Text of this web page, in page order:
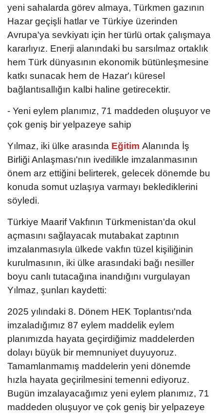
yeni sahalarda görev almaya, Türkmen gazının
Hazar geçişli hatlar ve Türkiye üzerinden
Avrupa'ya sevkiyatı için her türlü ortak çalışmaya
kararlıyız. Enerji alanındaki bu sarsılmaz ortaklık
hem Türk dünyasının ekonomik bütünleşmesine
katkı sunacak hem de Hazar'ı küresel
bağlantısallığın kalbi haline getirecektir.
- Yeni eylem planımız, 71 maddeden oluşuyor ve
çok geniş bir yelpazeye sahip
Yılmaz, iki ülke arasında Eğitim Alanında İş
Birliği Anlaşması'nın ivedilikle imzalanmasının
önem arz ettiğini belirterek, gelecek dönemde bu
konuda somut uzlaşıya varmayı beklediklerini
söyledi.
Türkiye Maarif Vakfının Türkmenistan'da okul
açmasını sağlayacak mutabakat zaptının
imzalanmasıyla ülkede vakfın tüzel kişiliğinin
kurulmasının, iki ülke arasındaki bağı nesiller
boyu canlı tutacağına inandığını vurgulayan
Yılmaz, şunları kaydetti:
2025 yılındaki 8. Dönem HEK Toplantısı'nda
imzaladığımız 87 eylem maddelik eylem
planımızda hayata geçirdiğimiz maddelerden
dolayı büyük bir memnuniyet duyuyoruz.
Tamamlanmamış maddelerin yeni dönemde
hızla hayata geçirilmesini temenni ediyoruz.
Bugün imzalayacağımız yeni eylem planımız, 71
maddeden oluşuyor ve çok geniş bir yelpazeye